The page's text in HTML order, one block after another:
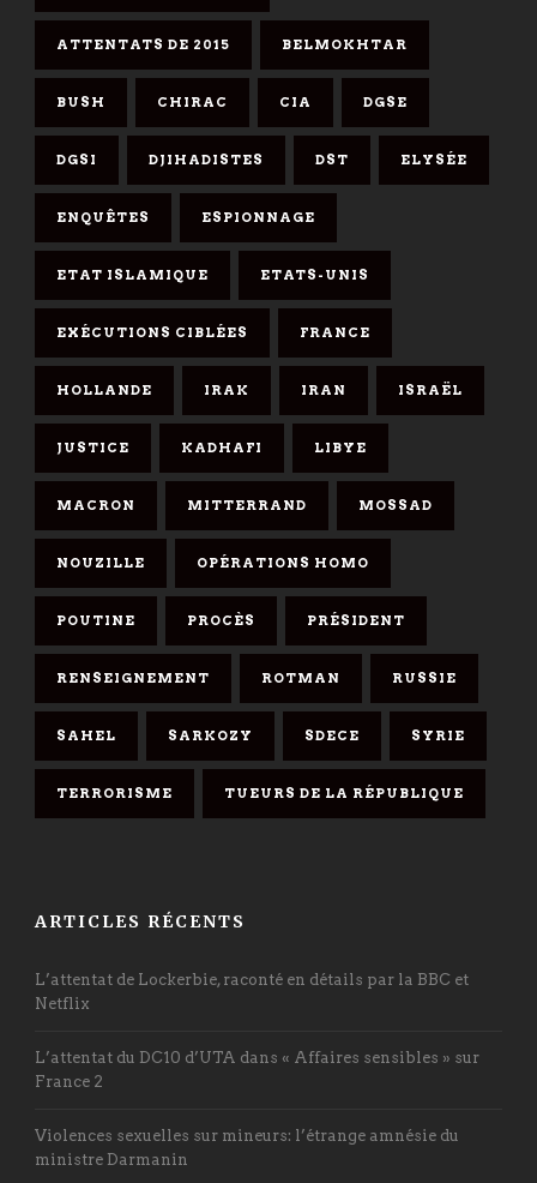
ATTENTATS DE 2015 BELMOKHTAR
BUSH CHIRAC CIA DGSE
DGSI DJIHADISTES DST ELYSÉE
ENQUÊTES ESPIONNAGE
ETAT ISLAMIQUE ETATS-UNIS
EXÉCUTIONS CIBLÉES FRANCE
HOLLANDE IRAK IRAN ISRAËL
JUSTICE KADHAFI LIBYE
MACRON MITTERRAND MOSSAD
NOUZILLE OPÉRATIONS HOMO
POUTINE PROCÈS PRÉSIDENT
RENSEIGNEMENT ROTMAN RUSSIE
SAHEL SARKOZY SDECE SYRIE
TERRORISME TUEURS DE LA RÉPUBLIQUE
ARTICLES RÉCENTS
L’attentat de Lockerbie, raconté en détails par la BBC et
Netflix
L’attentat du DC10 d’UTA dans « Affaires sensibles » sur
France 2
Violences sexuelles sur mineurs: l’étrange amnésie du
ministre Darmanin